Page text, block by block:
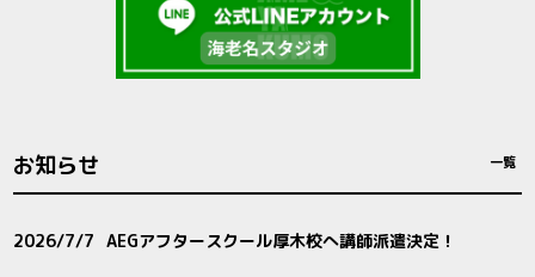
お知らせ 一覧
2026/7/7 AEGアフタースクール厚木校へ講師派遣決定！